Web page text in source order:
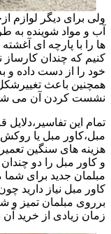
ولی برای دیگر لوازم
آب و مواد شوینده به
ها را با پارچه ای
کنیم که چندان کارساز
خود را از دست داده و
همچنین باعث
نشست کردن آن می
تمام این تفاسیر،دلایل
مبل،کاور مبل یا
هزینه های سنگین
و کاور مبل را دو
مبلمان جدید برای شما
کاور مبل نیاز دارید
برروی مبلمان تمیز و
زمان زیادی از خرید